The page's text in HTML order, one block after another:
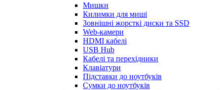
Мишки
Килимки для миші
Зовнішні жорсткі диски та SSD
Web-камери
HDMI кабелі
USB Hub
Кабелі та перехідники
Клавіатури
Підставки до ноутбуків
Сумки до ноутбуків